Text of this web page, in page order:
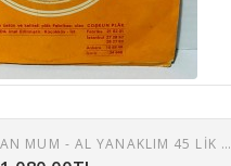
AYLA DIKMEN - YANAN MUM - AL YANAKLIM 45 LIK PLAK